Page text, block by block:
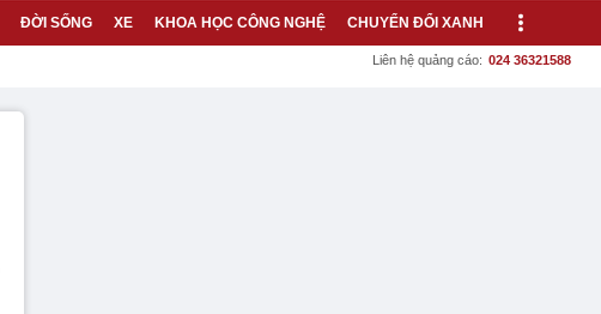
ĐỜI SỐNG XE KHOA HỌC CÔNG NGHỆ CHUYỂN ĐỔI XANH
Liên hệ quảng cáo: 024 36321588